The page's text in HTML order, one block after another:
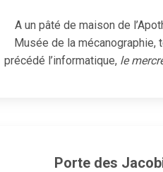
A un pâté de maison de
Musée de la mécanographie,
précédé l’informatique, le
Porte des